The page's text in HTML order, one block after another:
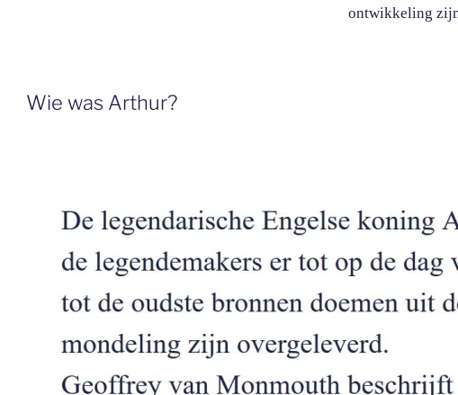
ontwikkeling
Wie was Arthur?